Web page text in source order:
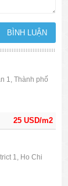
25 USD/m2
1, Thành phố
1, Ho Chi